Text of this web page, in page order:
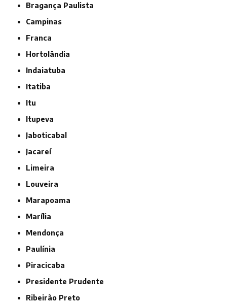
Bragança Paulista
Campinas
Franca
Hortolândia
Indaiatuba
Itatiba
Itu
Itupeva
Jaboticabal
Jacareí
Limeira
Louveira
Marapoama
Marília
Mendonça
Paulínia
Piracicaba
Presidente Prudente
Ribeirão Preto